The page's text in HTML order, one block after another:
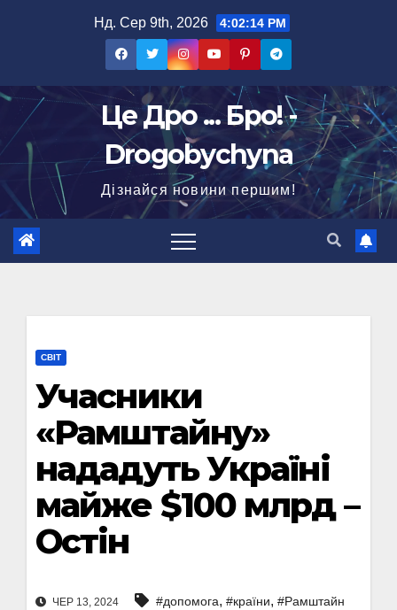
Нд. Сер 9th, 2026 4:02:15 PM
Це Дро ... Бро! -
Drogobychyna
Дізнайся новини першим!
СВІТ
Учасники
«Рамштайну»
нададуть Україні
майже $100 млрд –
Остін
ЧЕР 13, 2024 #допомога, #країни, #Рамштайн